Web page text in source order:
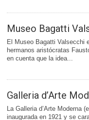
Museo Bagatti
El Museo Bagatti Valsecchi
hermanos aristócratas
en cuenta que la idea...
Galleria d’Arte
La Galleria d’Arte Moderna
inaugurada en 1921 y se